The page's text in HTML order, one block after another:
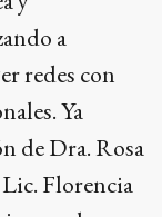
a
redes con
Ya
de Dra. Rosa
Florencia